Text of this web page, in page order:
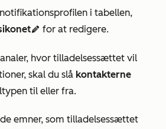
i tabellen,
edit for at redigere.
hvor tilladelsessættet vil
skal du slå kontakterne
til eller fra.
emner, som tilladelsessættet